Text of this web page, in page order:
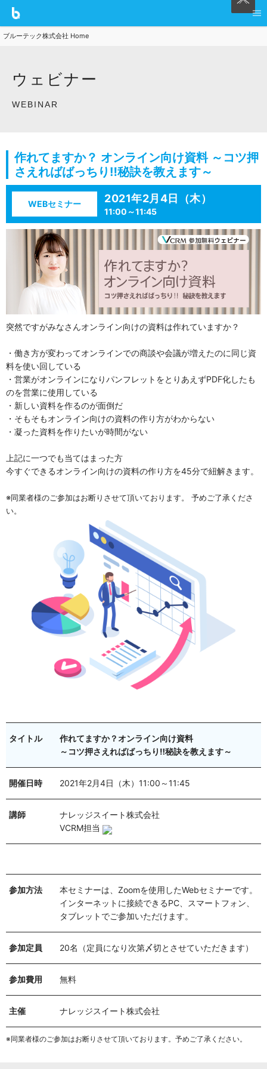
ブルーテック株式会社 Home
ウェビナー
WEBINAR
作れてますか？ オンライン向け資料 ～コツ押
さえればばっちり‼秘訣を教えます～
WEBセミナー 2021年2月4日（木）
11:00～11:45
突然ですがみなさんオンライン向けの資料は作れていますか？
・働き方が変わってオンラインでの商談や会議が増えたのに同じ資
料を使い回している
・営業がオンラインになりパンフレットをとりあえずPDF化したも
のを営業に使用している
・新しい資料を作るのが面倒だ
・そもそもオンライン向けの資料の作り方がわからない
・凝った資料を作りたいが時間がない
上記に一つでも当てはまった方
今すぐできるオンライン向けの資料の作り方を45分で紐解きます。
※同業者様のご参加はお断りさせて頂いております。 予めご了承くださ
い。
タイトル
作れてますか？オンライン向け資料
～コツ押さえればばっちり‼秘訣を教えます～
開催日時 2021年2月4日（木）11:00～11:45
講師
ナレッジスイート株式会社
VCRM担当
参加方法
本セミナーは、Zoomを使用したWebセミナーです。
インターネットに接続できるPC、スマートフォン、
タブレットでご参加いただけます。
参加定員 20名（定員になり次第〆切とさせていただきます）
参加費用 無料
主催 ナレッジスイート株式会社
※同業者様のご参加はお断りさせて頂いております。予めご了承ください。